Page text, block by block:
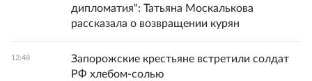
дипломатия": Татьяна Москалькова
рассказала о возвращении курян
12:48
Запорожские крестьяне встретили солдат
РФ хлебом-солью